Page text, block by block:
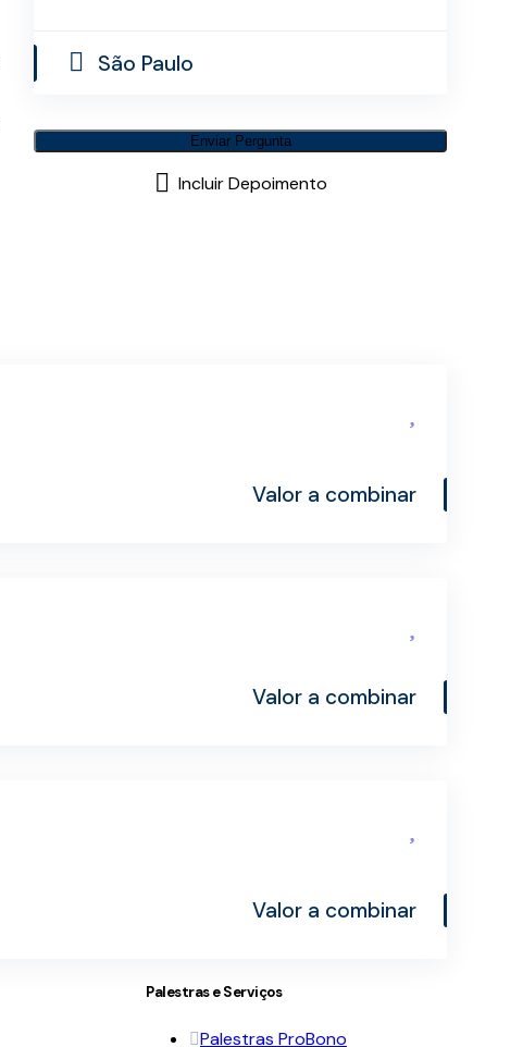
São Paulo
Enviar Pergunta
Incluir Depoimento
Valor a combinar
Valor a combinar
Valor a combinar
Palestras e Serviços
Palestras ProBono